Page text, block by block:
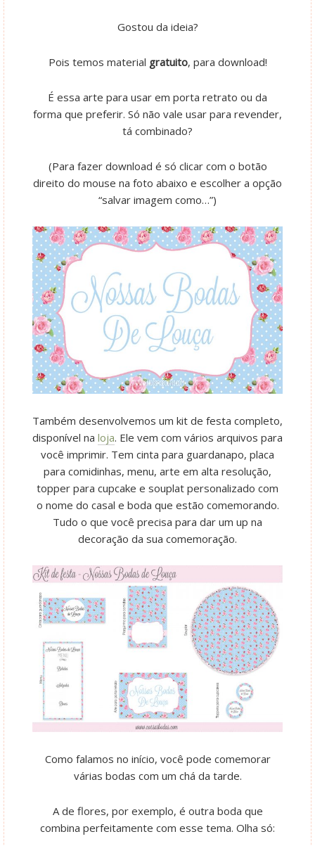
Gostou da ideia?
Pois temos material gratuito, para download!
É essa arte para usar em porta retrato ou da
forma que preferir. Só não vale usar para revender,
tá combinado?
(Para fazer download é só clicar com o botão
direito do mouse na foto abaixo e escolher a opção
“salvar imagem como…”)
Também desenvolvemos um kit de festa completo,
disponível na loja. Ele vem com vários arquivos para
você imprimir. Tem cinta para guardanapo, placa
para comidinhas, menu, arte em alta resolução,
topper para cupcake e souplat personalizado com
o nome do casal e boda que estão comemorando.
Tudo o que você precisa para dar um up na
decoração da sua comemoração.
Como falamos no início, você pode comemorar
várias bodas com um chá da tarde.
A de flores, por exemplo, é outra boda que
combina perfeitamente com esse tema. Olha só: